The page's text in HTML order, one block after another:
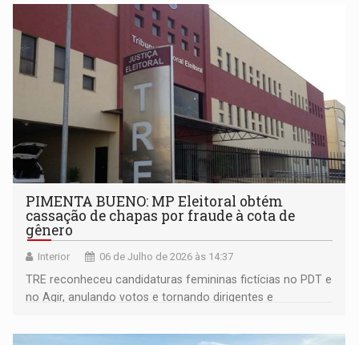
PIMENTA BUENO: MP Eleitoral obtém
cassação de chapas por fraude à cota de
gênero
Interior 06 de Julho de 2026 às 14:37
TRE reconheceu candidaturas femininas fictícias no PDT e
no Agir, anulando votos e tornando dirigentes e